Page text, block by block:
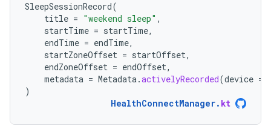
SleepSessionRecord(
title = "weekend sleep" ,
startTime = startTime,
endTime = endTime,
startZoneOffset = startOffset,
endZoneOffset = endOffset,
metadata = Metadata.activelyRecorded(device =
)
HealthConnectManager. kt